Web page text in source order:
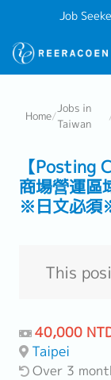
Job
Home/
Jobs in
Taiwan
【Posting
商場營運區
※日文必須
This
40,000
Taipei
Over 3